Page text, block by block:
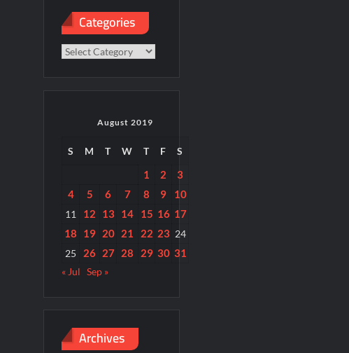
Categories
Categories
August 2019
S M T W T F S
1 2
3
4
5 6 7 8 9 10
11 12 13 14 15 16 17
18
19 20 21 22 23 24
25
26 27 28 29 30 31
« Jul Sep »
Archives